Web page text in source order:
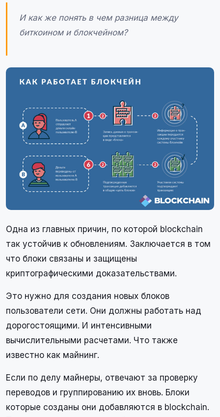
И как же понять в чем разница между
биткоином и блокчейном?
Одна из главных причин, по которой blockchain
так устойчив к обновлениям. Заключается в том
что блоки связаны и защищены
криптографическими доказательствами.
Это нужно для создания новых блоков
пользователи сети. Они должны работать над
дорогостоящими. И интенсивными
вычислительными расчетами. Что также
известно как майнинг.
Если по делу майнеры, отвечают за проверку
переводов и группированию их вновь. Блоки
которые созданы они добавляются в blockchain.